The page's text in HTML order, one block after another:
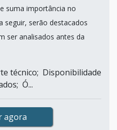
suma importância no
seguir, serão destacados
ser analisados antes da
técnico; Disponibilidade
Ó...
agora